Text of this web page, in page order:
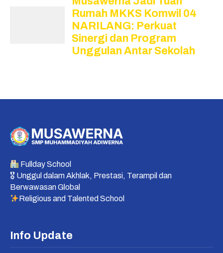
Fullday School
🎖 Unggul dalam Akhlak, Prestasi, Terampil dan
Berwawasan Global
Religious and Talented School
Info Update